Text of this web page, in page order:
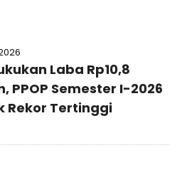
Laba Rp10,8
PPOP Semester I-2026
Rekor Tertinggi